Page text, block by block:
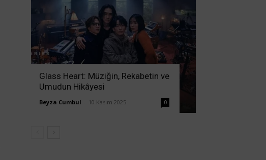
Glass Heart: Müziğin, Rekabetin ve
Umudun Hikâyesi
Beyza Cumbul 10 Kasım 2025 0